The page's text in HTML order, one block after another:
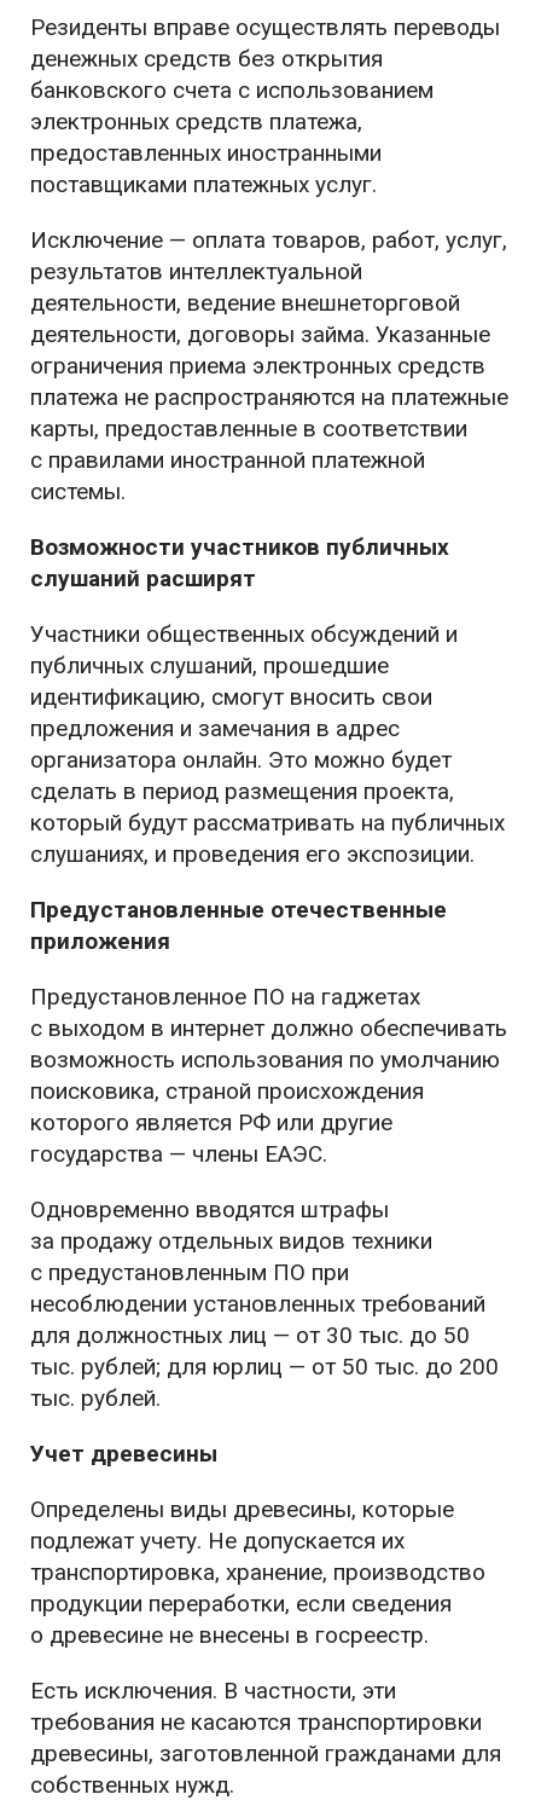
Резиденты вправе осуществлять переводы
денежных средств без открытия
банковского счета с использованием
электронных средств платежа,
предоставленных иностранными
поставщиками платежных услуг.
Исключение — оплата товаров, работ, услуг,
результатов интеллектуальной
деятельности, ведение внешнеторговой
деятельности, договоры займа. Указанные
ограничения приема электронных средств
платежа не распространяются на платежные
карты, предоставленные в соответствии
с правилами иностранной платежной
системы.
Возможности участников публичных
слушаний расширят
Участники общественных обсуждений и
публичных слушаний, прошедшие
идентификацию, смогут вносить свои
предложения и замечания в адрес
организатора онлайн. Это можно будет
сделать в период размещения проекта,
который будут рассматривать на публичных
слушаниях, и проведения его экспозиции.
Предустановленные отечественные
приложения
Предустановленное ПО на гаджетах
с выходом в интернет должно обеспечивать
возможность использования по умолчанию
поисковика, страной происхождения
которого является РФ или другие
государства — члены ЕАЭС.
Одновременно вводятся штрафы
за продажу отдельных видов техники
с предустановленным ПО при
несоблюдении установленных требований
для должностных лиц — от 30 тыс. до 50
тыс. рублей; для юрлиц — от 50 тыс. до 200
тыс. рублей.
Учет древесины
Определены виды древесины, которые
подлежат учету. Не допускается их
транспортировка, хранение, производство
продукции переработки, если сведения
о древесине не внесены в госреестр.
Есть исключения. В частности, эти
требования не касаются транспортировки
древесины, заготовленной гражданами для
собственных нужд.